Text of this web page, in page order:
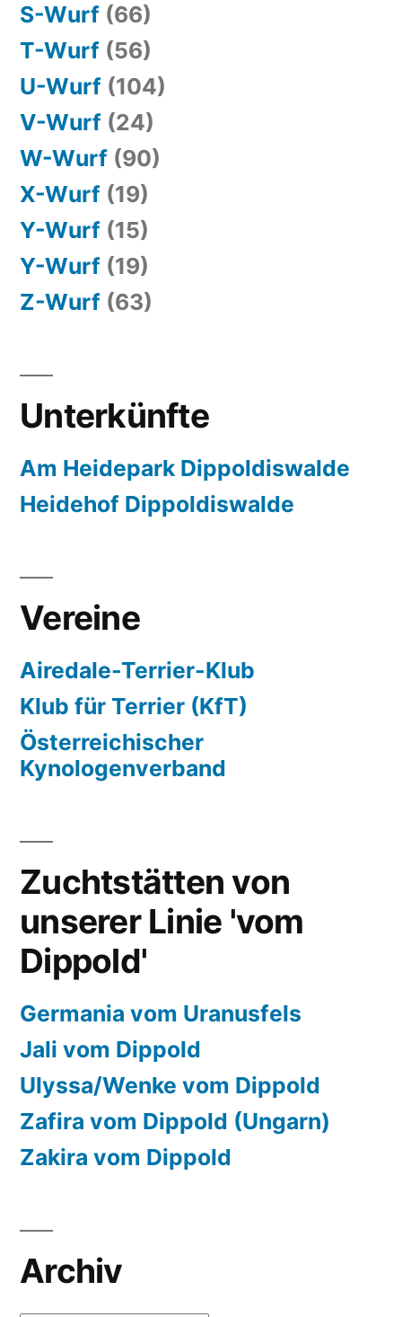
S-Wurf (66)
T-Wurf (56)
U-Wurf (104)
V-Wurf (24)
W-Wurf (90)
X-Wurf (19)
Y-Wurf (15)
Y-Wurf (19)
Z-Wurf (63)
Unterkünfte
Am Heidepark Dippoldiswalde
Heidehof Dippoldiswalde
Vereine
Airedale-Terrier-Klub
Klub für Terrier (KfT)
Österreichischer
Kynologenverband
Zuchtstätten von
unserer Linie 'vom
Dippold'
Germania vom Uranusfels
Jali vom Dippold
Ulyssa/Wenke vom Dippold
Zafira vom Dippold (Ungarn)
Zakira vom Dippold
Archiv